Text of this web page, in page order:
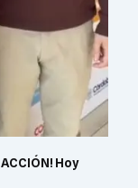
ACCIÓN! Hoy